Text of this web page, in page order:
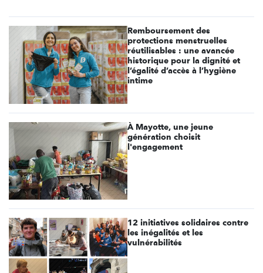
Remboursement des
protections menstruelles
réutilisables : une avancée
historique pour la dignité et
l’égalité d’accès à l’hygiène
intime
À Mayotte, une jeune
génération choisit
l'engagement
12 initiatives solidaires contre
les inégalités et les
vulnérabilités